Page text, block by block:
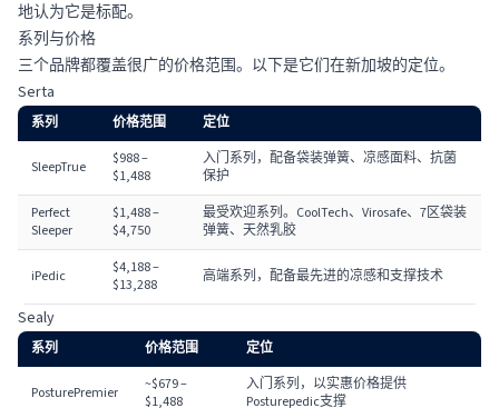
地认为它是标配。
系列与价格
三个品牌都覆盖很广的价格范围。以下是它们在新加坡的定位。
Serta
系列 价格范围 定位
SleepTrue
$988 –
$1,488
入门系列，配备袋装弹簧、凉感面料、抗菌
保护
Perfect
Sleeper
$1,488 –
$4,750
最受欢迎系列。CoolTech、Virosafe、7区袋装
弹簧、天然乳胶
iPedic
$4,188 –
$13,288
高端系列，配备最先进的凉感和支撑技术
Sealy
系列 价格范围 定位
PosturePremier
~$679 –
$1,488
入门系列，以实惠价格提供
Posturepedic支撑